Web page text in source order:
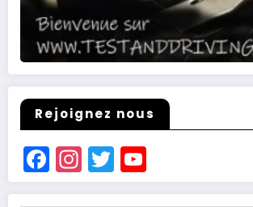
Rejoignez nous
Facebook
Instagram
Twitter
Channel